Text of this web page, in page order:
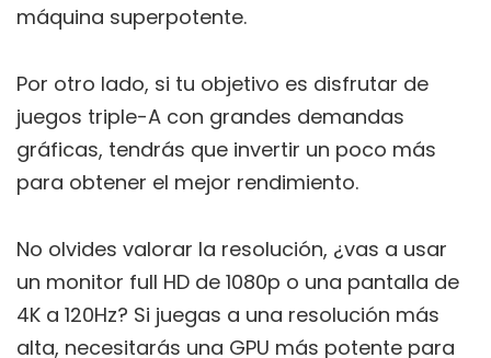
máquina superpotente.
Por otro lado, si tu objetivo es disfrutar de
juegos triple-A con grandes demandas
gráficas, tendrás que invertir un poco más
para obtener el mejor rendimiento.
No olvides valorar la resolución, ¿vas a usar
un monitor full HD de 1080p o una pantalla de
4K a 120Hz? Si juegas a una resolución más
alta, necesitarás una GPU más potente para